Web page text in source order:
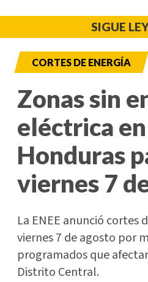
SIGUE
CORTES DE ENERGÍA
Zonas sin
eléctrica en
Honduras
viernes 7
La ENEE anunció cortes
viernes 7 de agosto por
programados que
Distrito Central.